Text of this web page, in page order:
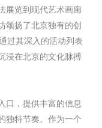
展览到现代艺术画廊
颂扬了北京独有的创
过其深入的活动列表
浸在北京的文化脉搏
口，提供丰富的信息
独特节奏。作为一个